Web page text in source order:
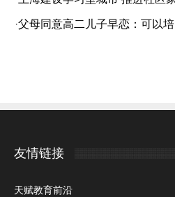
·父母同意高二儿子早恋：可以
友情链接
天赋教育前沿